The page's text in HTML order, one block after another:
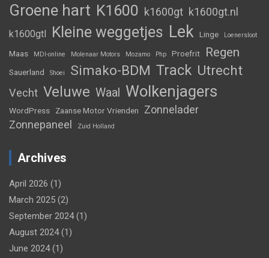
Groene hart K1600 k1600gt k1600gt.nl
k1600gtl Kleine weggetjes Lek Linge Loenersloot
Maas MDI-online Molenaar Motors Mozamo Php Proefrit Regen
Sauerland Shoei Simako-BDM Track Utrecht
Vecht Veluwe Waal Wolkenjagers
WordPress Zaanse Motor Vrienden
Zonnelader
Zonnepaneel
Zuid Holland
Archives
April 2026 (1)
March 2025 (2)
September 2024(1)
August 2024(1)
June 2024(1)